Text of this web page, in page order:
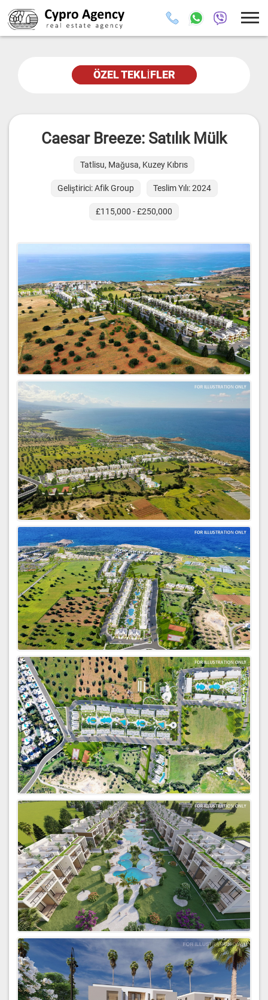
ÖZEL TEKLIFLER
Caesar Breeze: Satılık Mülk
Tatlisu, Mağusa, Kuzey Kıbrıs
Geliştirici: Afik Group Teslim Yılı: 2024
£115,000 - £250,000